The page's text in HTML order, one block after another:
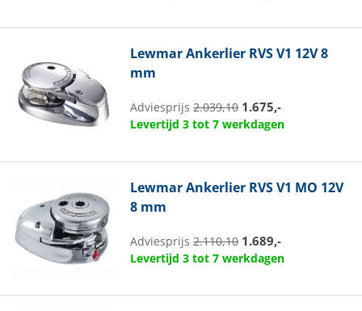
LewmarAnkerlier RVS V1 12V 8
mm
Adviesprijs2.039,10 1.675,-
Levertijd 3 tot 7 werkdagen
LewmarAnkerlier RVS V1 MO 12V
8 mm
Adviesprijs2.110,10 1.689,-
Levertijd 3 tot 7 werkdagen